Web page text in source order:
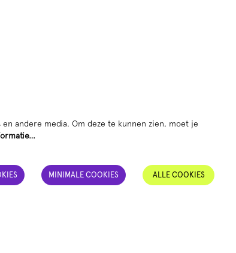
andere media. Om deze te kunnen zien, moet je
MINIMALE COOKIES ALLE COOKIES